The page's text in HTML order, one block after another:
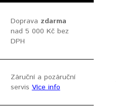
Doprava zdarma
nad 5 000 Kč bez
DPH
Záruční a pozáruční
servisVíce info